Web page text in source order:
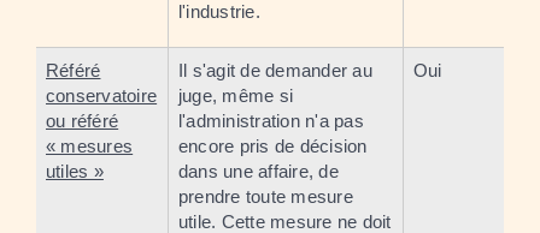
l'industrie.
Référé
conservatoire
ou référé
« mesures
utiles »
Il s'agit de demander au
juge, même si
l'administration n'a pas
encore pris de décision
dans une affaire, de
prendre toute mesure
utile. Cette mesure ne doit
Oui